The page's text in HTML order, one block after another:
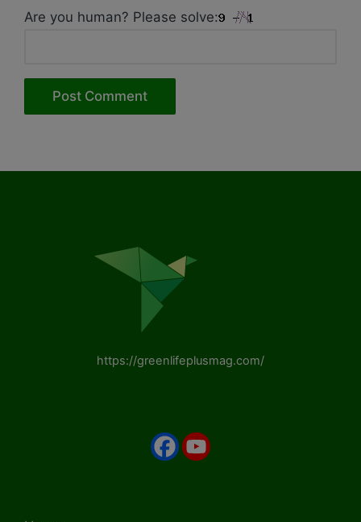
Are you human? Please solve:
https://greenlifeplusmag.com/